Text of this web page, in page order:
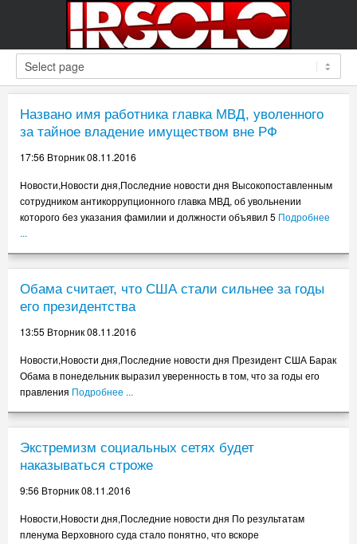
Названо имя работника главка МВД, уволенного
за тайное владение имуществом вне РФ
17:56 Вторник 08.11.2016
Новости,Новости дня,Последние новости дня Высокопоставленным
сотрудником антикоррупционного главка МВД, об увольнении
которого без указания фамилии и должности объявил 5 Подробнее
...
Обама считает, что США стали сильнее за годы
его президентства
13:55 Вторник 08.11.2016
Новости,Новости дня,Последние новости дня Президент США Барак
Обама в понедельник выразил уверенность в том, что за годы его
правления Подробнее ...
Экстремизм социальных сетях будет
наказываться строже
9:56 Вторник 08.11.2016
Новости,Новости дня,Последние новости дня По результатам
пленума Верховного суда стало понятно, что вскоре